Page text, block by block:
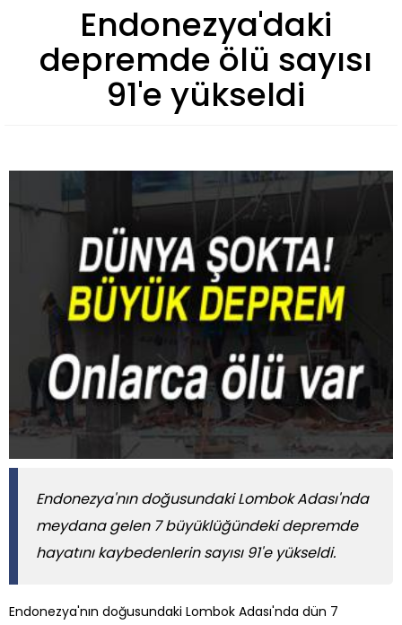
Endonezya'daki
depremde ölü sayısı
91'e yükseldi
Endonezya'nın doğusundaki Lombok Adası'nda
meydana gelen 7 büyüklüğündeki depremde
hayatını kaybedenlerin sayısı 91'e yükseldi.
Endonezya'nın doğusundaki Lombok Adası'nda dün 7